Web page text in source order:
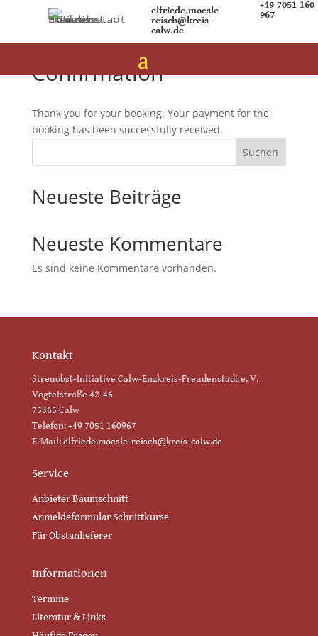
elfriede.moesle-
reisch@kreis-
calw.de
+49 7051 160
967
Booking Payment
Confirmation
Thank you for your booking. Your payment for the
booking has been successfully received.
Suchen
Neueste Beiträge
Neueste Kommentare
Es sind keine Kommentare vorhanden.
Kontakt
Streuobst-Initiative Calw-Enzkreis-Freudenstadt e. V.
Vogteistraße 42-46
75365 Calw
Telefon: +49 7051 160967
E-Mail:elfriede.moesle-reisch@kreis-calw.de
Service
Anbieter Baumschnitt
Anmeldeformular Schnittkurse
Für Obstanlieferer
Informationen
Termine
Literatur & Links